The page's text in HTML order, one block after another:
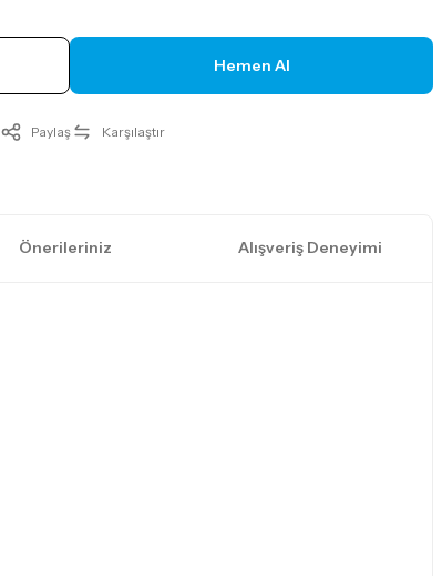
Hemen Al
Paylaş Karşılaştır
Önerileriniz Alışveriş Deneyimi